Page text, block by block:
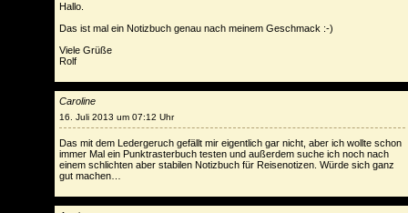
Hallo.
Das ist mal ein Notizbuch genau nach meinem Geschmack :-)
Viele Grüße
Rolf
Caroline
16. Juli 2013 um 07:12 Uhr
Das mit dem Ledergeruch gefällt mir eigentlich gar nicht, aber ich wollte schon
immer Mal ein Punktrasterbuch testen und außerdem suche ich noch nach
einem schlichten aber stabilen Notizbuch für Reisenotizen. Würde sich ganz
gut machen…